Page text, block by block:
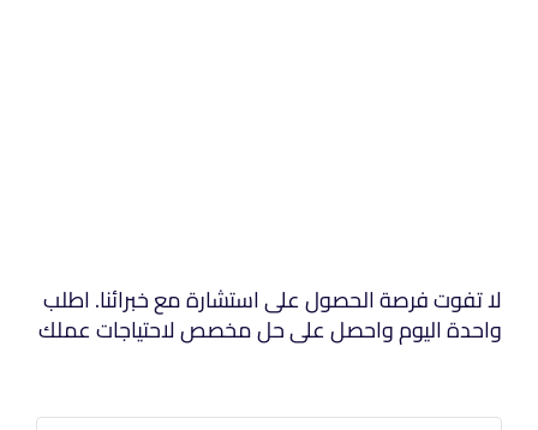
لا تفوت فرصة الحصول على استشارة مع خبرائنا. اطلب
واحدة اليوم واحصل على حل مخصص لاحتياجات عملك